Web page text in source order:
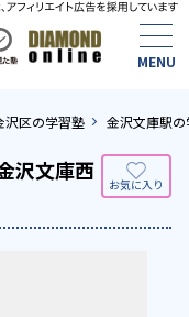
沢区の学習塾 金沢文庫駅
沢文庫西